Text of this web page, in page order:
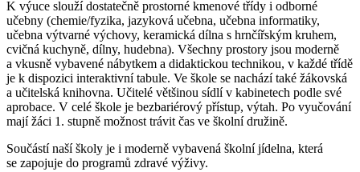
K výuce slouží dostatečně prostorné kmenové třídy i odborné
učebny (chemie/fyzika, jazyková učebna, učebna informatiky,
učebna výtvarné výchovy, keramická dílna s hrnčířským kruhem,
cvičná kuchyně, dílny, hudebna). Všechny prostory jsou moderně
a vkusně vybavené nábytkem a didaktickou technikou, v každé třídě
je k dispozici interaktivní tabule. Ve škole se nachází také žákovská
a učitelská knihovna. Učitelé většinou sídlí v kabinetech podle své
aprobace. V celé škole je bezbariérový přístup, výtah. Po vyučování
mají žáci 1. stupně možnost trávit čas ve školní družině.
Součástí naší školy je i moderně vybavená školní jídelna, která
se zapojuje do programů zdravé výživy.